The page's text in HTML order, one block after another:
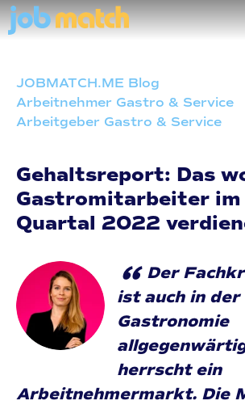
JOBMATCH.ME Blog
Arbeitnehmer Gastro & Service
Arbeitgeber Gastro & Service
Gehaltsreport: Das
Gastromitarbeiter im
Quartal 2022
“ Der
ist auch in der
Gastronomie
herrscht ein
Arbeitnehmermarkt. Die